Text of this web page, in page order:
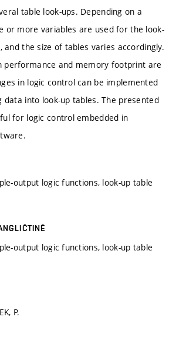
table look-ups. Depending on a
or more variables are used for the look-
and the size of tables varies accordingly.
performance and memory footprint are
in logic control can be implemented
data into look-up tables. The presented
for logic control embedded in
output logic functions, look-up table
output logic functions, look-up table
P.